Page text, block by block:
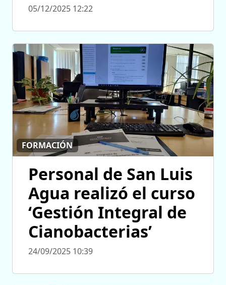
05/12/2025 12:22
FORMACIÓN
Personal de San Luis
Agua realizó el curso
‘Gestión Integral de
Cianobacterias’
24/09/2025 10:39